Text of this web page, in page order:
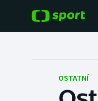
Hokej
OSTATNÍ